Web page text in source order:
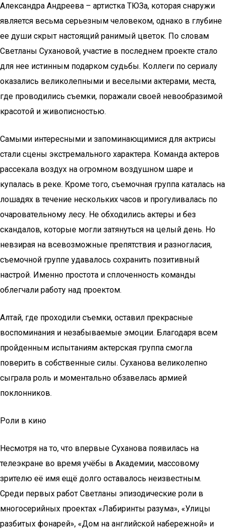
Александра Андреева – артистка ТЮЗа, которая снаружи
является весьма серьезным человеком, однако в глубине
ее души скрыт настоящий ранимый цветок. По словам
Светланы Сухановой, участие в последнем проекте стало
для нее истинным подарком судьбы. Коллеги по сериалу
оказались великолепными и веселыми актерами, места,
где проводились съемки, поражали своей невообразимой
красотой и живописностью.
Самыми интересными и запоминающимися для актрисы
стали сцены экстремального характера. Команда актеров
рассекала воздух на огромном воздушном шаре и
купалась в реке. Кроме того, съемочная группа каталась на
лошадях в течение нескольких часов и прогуливалась по
очаровательному лесу. Не обходились актеры и без
скандалов, которые могли затянуться на целый день. Но
невзирая на всевозможные препятствия и разногласия,
съемочной группе удавалось сохранить позитивный
настрой. Именно простота и сплоченность команды
облегчали работу над проектом.
Алтай, где проходили съемки, оставил прекрасные
воспоминания и незабываемые эмоции. Благодаря всем
пройденным испытаниям актерская группа смогла
поверить в собственные силы. Суханова великолепно
сыграла роль и моментально обзавелась армией
поклонников.
Роли в кино
Несмотря на то, что впервые Суханова появилась на
телеэкране во время учёбы в Академии, массовому
зрителю её имя ещё долго оставалось неизвестным.
Среди первых работ Светланы эпизодические роли в
многосерийных проектах «Лабиринты разума», «Улицы
разбитых фонарей», «Дом на английской набережной» и